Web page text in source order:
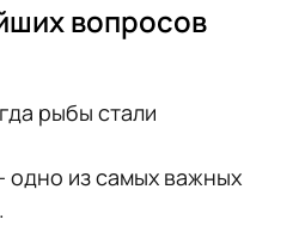
вопросов
рыбы стали
из самых важных